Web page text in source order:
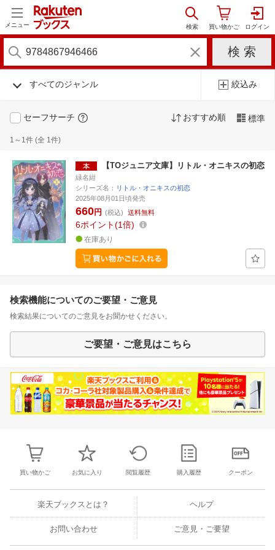
メニュー
すべてのジャンル 絞込み
セーフサーチ おすすめ順 標準
1～1件 (全 1件)
【TOジュニア文庫】リトル・オニキスの初恋
緑名紺
シリーズ名： リトル・オニキスの初恋
2025年08月01日頃発売
660円 (税込) 送料無料
6ポイント 1倍
在庫あり
検索機能についてのご要望・ご意見
検索結果についてのご意見をお聞かせください。
ご要望・ご意見はこちら
買い物かご お気に入り 閲覧履歴 購入履歴 クーポン
楽天ブックスとは？ ヘルプ
お問い合わせ ご意見・ご要望